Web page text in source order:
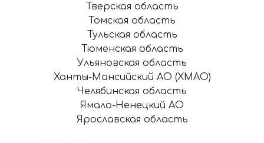
Тверская область
Томская область
Тульская область
Тюменская область
Ульяновская область
Ханты-Мансийский АО (ХМАО)
Челябинская область
Ямало-Ненецкий АО
Ярославская область